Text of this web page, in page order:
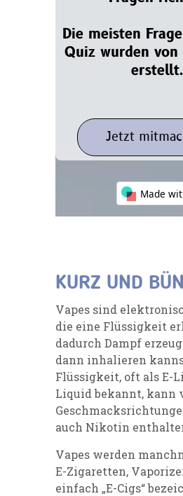
KURZ UND
Vapes sind
die eine Flüssigkeit
dadurch Dampf
dann inhalieren
Flüssigkeit, oft als E-
Liquid bekannt, kann
auch Nikotin
Vapes werden
E-Zigaretten,
einfach „E-Cigs“